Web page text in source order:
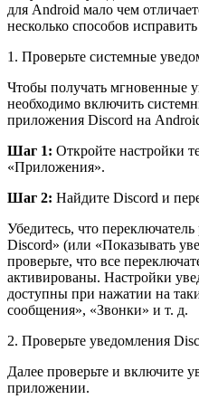
для Android мало чем
несколько способов
1. Проверьте системные
Чтобы получать мгновенные
необходимо включить
приложения Discord на
Шаг 1: Откройте настройки
«Приложения».
Шаг 2: Найдите Discord и
Убедитесь, что
Discord» (или «Показывать
проверьте, что все
активированы. Настройки
доступны при нажатии на
сообщения», «Звонки» и т. д.
2. Проверьте уведомления
Далее проверьте и включите
приложении.